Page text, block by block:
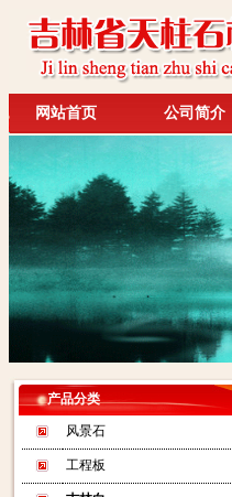
网站首页 公司简介
产品分类
风景石
工程板